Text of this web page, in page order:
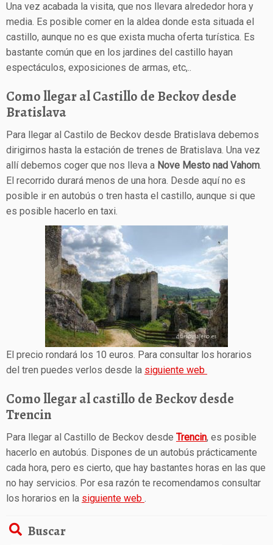
Una vez acabada la visita, que nos llevara alrededor hora y
media. Es posible comer en la aldea donde esta situada el
castillo, aunque no es que exista mucha oferta turística. Es
bastante común que en los jardines del castillo hayan
espectáculos, exposiciones de armas, etc,..
Como llegar al Castillo de Beckov desde
Bratislava
Para llegar al Castilo de Beckov desde Bratislava debemos
dirigirnos hasta la estación de trenes de Bratislava. Una vez
allí debemos coger que nos lleva a Nove Mesto nad Vahom.
El recorrido durará menos de una hora. Desde aquí no es
posible ir en autobús o tren hasta el castillo, aunque si que
es posible hacerlo en taxi.
El precio rondará los 10 euros. Para consultar los horarios
del tren puedes verlos desde la siguiente web
Como llegar al castillo de Beckov desde
Trencin
Para llegar al Castillo de Beckov desde Trencin, es posible
hacerlo en autobús. Dispones de un autobús prácticamente
cada hora, pero es cierto, que hay bastantes horas en las que
no hay servicios. Por esa razón te recomendamos consultar
los horarios en la siguiente web .
Buscar